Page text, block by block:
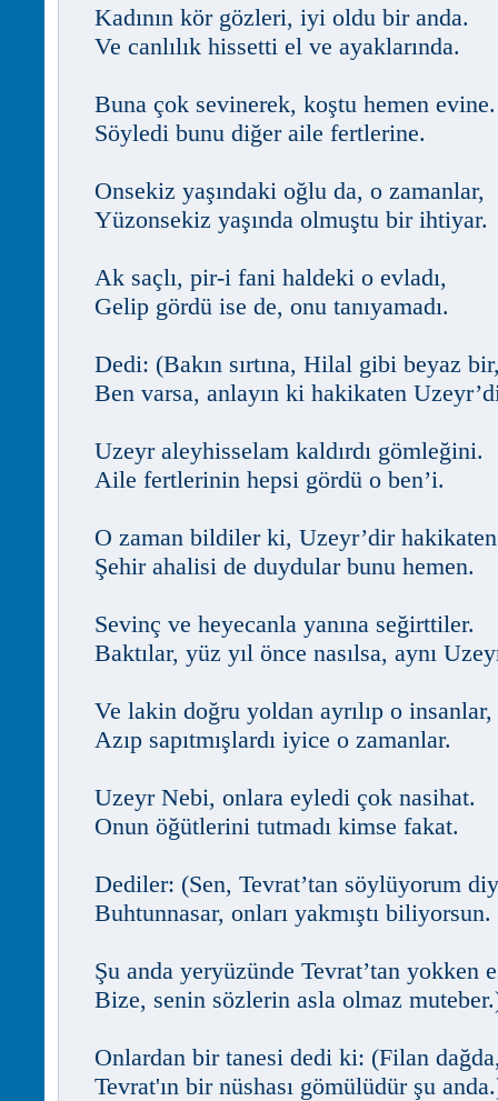
Kadının kör gözleri, iyi oldu bir anda.
Ve canlılık hissetti el ve ayaklarında.
Buna çok sevinerek, koştu hemen evine.
Söyledi bunu diğer aile fertlerine.
Onsekiz yaşındaki oğlu da, o zamanlar,
Yüzonsekiz yaşında olmuştu bir ihtiyar.
Ak saçlı, pir-i fani haldeki o evladı,
Gelip gördü ise de, onu tanıyamadı.
Dedi: (Bakın sırtına, Hilal gibi beyaz
Ben varsa, anlayın ki hakikaten
Uzeyr aleyhisselam kaldırdı gömleğini.
Aile fertlerinin hepsi gördü o ben’i.
O zaman bildiler ki, Uzeyr’dir
Şehir ahalisi de duydular bunu hemen.
Sevinç ve heyecanla yanına seğirttiler.
Baktılar, yüz yıl önce nasılsa, aynı
Ve lakin doğru yoldan ayrılıp o insanlar,
Azıp sapıtmışlardı iyice o zamanlar.
Uzeyr Nebi, onlara eyledi çok nasihat.
Onun öğütlerini tutmadı kimse fakat.
Dediler: (Sen, Tevrat’tan söylüyorum
Buhtunnasar, onları yakmıştı biliyorsun.
Şu anda yeryüzünde Tevrat’tan yokken
Bize, senin sözlerin asla olmaz
Onlardan bir tanesi dedi ki: (Filan
Tevrat'ın bir nüshası gömülüdür şu